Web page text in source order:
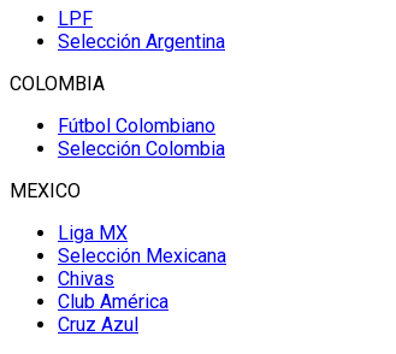
LPF
Selección Argentina
COLOMBIA
Fútbol Colombiano
Selección Colombia
MEXICO
Liga MX
Selección Mexicana
Chivas
Club América
Cruz Azul